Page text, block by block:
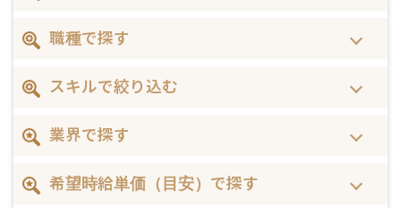
職種で探す
スキルで絞り込む
業界で探す
希望時給単価（目安）で探す